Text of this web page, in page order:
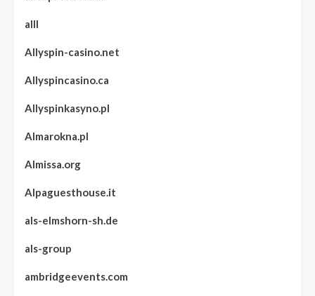
alll
Allyspin-casino.net
Allyspincasino.ca
Allyspinkasyno.pl
Almarokna.pl
Almissa.org
Alpaguesthouse.it
als-elmshorn-sh.de
als-group
ambridgeevents.com